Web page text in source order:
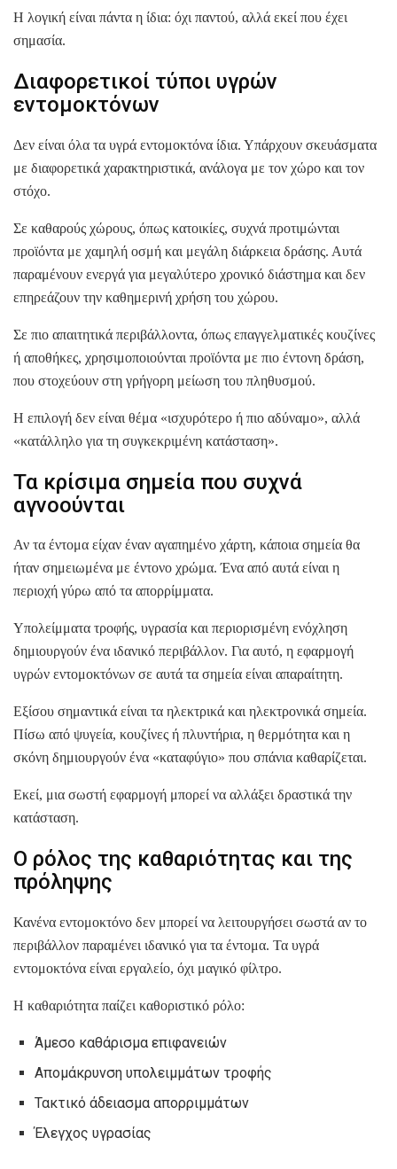
Η λογική είναι πάντα η ίδια: όχι παντού, αλλά εκεί που έχει
σημασία.
Διαφορετικοί τύποι υγρών
εντομοκτόνων
Δεν είναι όλα τα υγρά εντομοκτόνα ίδια. Υπάρχουν σκευάσματα
με διαφορετικά χαρακτηριστικά, ανάλογα με τον χώρο και τον
στόχο.
Σε καθαρούς χώρους, όπως κατοικίες, συχνά προτιμώνται
προϊόντα με χαμηλή οσμή και μεγάλη διάρκεια δράσης. Αυτά
παραμένουν ενεργά για μεγαλύτερο χρονικό διάστημα και δεν
επηρεάζουν την καθημερινή χρήση του χώρου.
Σε πιο απαιτητικά περιβάλλοντα, όπως επαγγελματικές κουζίνες
ή αποθήκες, χρησιμοποιούνται προϊόντα με πιο έντονη δράση,
που στοχεύουν στη γρήγορη μείωση του πληθυσμού.
Η επιλογή δεν είναι θέμα «ισχυρότερο ή πιο αδύναμο», αλλά
«κατάλληλο για τη συγκεκριμένη κατάσταση».
Τα κρίσιμα σημεία που συχνά
αγνοούνται
Αν τα έντομα είχαν έναν αγαπημένο χάρτη, κάποια σημεία θα
ήταν σημειωμένα με έντονο χρώμα. Ένα από αυτά είναι η
περιοχή γύρω από τα απορρίμματα.
Υπολείμματα τροφής, υγρασία και περιορισμένη ενόχληση
δημιουργούν ένα ιδανικό περιβάλλον. Για αυτό, η εφαρμογή
υγρών εντομοκτόνων σε αυτά τα σημεία είναι απαραίτητη.
Εξίσου σημαντικά είναι τα ηλεκτρικά και ηλεκτρονικά σημεία.
Πίσω από ψυγεία, κουζίνες ή πλυντήρια, η θερμότητα και η
σκόνη δημιουργούν ένα «καταφύγιο» που σπάνια καθαρίζεται.
Εκεί, μια σωστή εφαρμογή μπορεί να αλλάξει δραστικά την
κατάσταση.
Ο ρόλος της καθαριότητας και της
πρόληψης
Κανένα εντομοκτόνο δεν μπορεί να λειτουργήσει σωστά αν το
περιβάλλον παραμένει ιδανικό για τα έντομα. Τα υγρά
εντομοκτόνα είναι εργαλείο, όχι μαγικό φίλτρο.
Η καθαριότητα παίζει καθοριστικό ρόλο:
Άμεσο καθάρισμα επιφανειών
Απομάκρυνση υπολειμμάτων τροφής
Τακτικό άδειασμα απορριμμάτων
Έλεγχος υγρασίας